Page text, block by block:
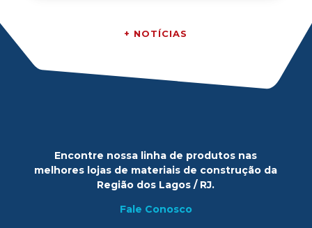
+ NOTÍCIAS
Encontre nossa linha de produtos nas
melhores lojas de materiais de construção da
Região dos Lagos / RJ.
Fale Conosco